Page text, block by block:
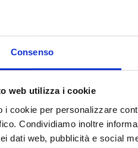
Consenso
web utilizza i cookie
i cookie per personalizzare
Condividiamo inoltre
dati web, pubblicità e social